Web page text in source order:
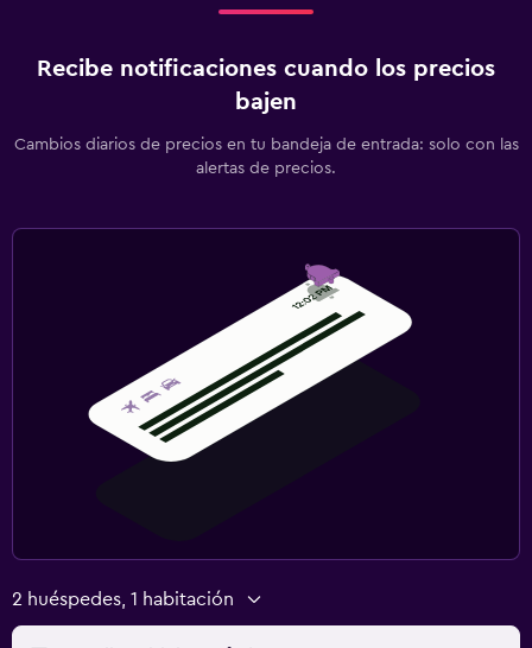
Recibe notificaciones cuando los precios
bajen
Cambios diarios de precios en tu bandeja de entrada: solo con las
alertas de precios.
2 huéspedes, 1 habitación